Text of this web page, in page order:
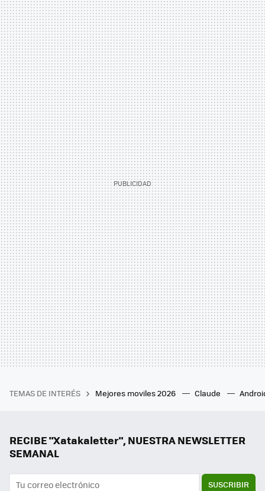
TEMAS DE INTERÉS Mejores moviles 2026 Claude
RECIBE "Xatakaletter", NUESTRA NEWSLETTER
SEMANAL
SUSCRIBIR